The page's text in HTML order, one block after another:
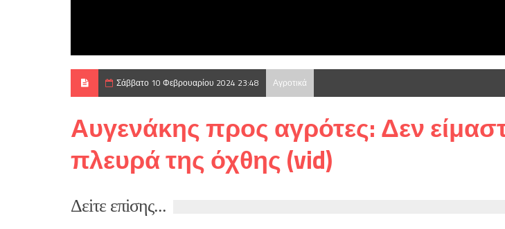
Σάββατο 10 Φεβρουαρίου 2024 23:48 Αγροτικά
Αυγενάκης προς αγρότες: Δεν
πλευρά της όχθης (vid)
Δεiτε επiσης...